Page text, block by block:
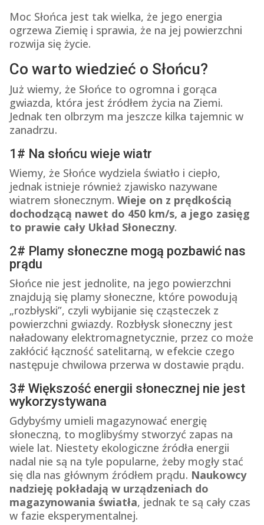
Moc Słońca jest tak wielka, że jego energia
ogrzewa Ziemię i sprawia, że na jej powierzchni
rozwija się życie.
Co warto wiedzieć o Słońcu?
Już wiemy, że Słońce to ogromna i gorąca
gwiazda, która jest źródłem życia na Ziemi.
Jednak ten olbrzym ma jeszcze kilka tajemnic w
zanadrzu.
1# Na słońcu wieje wiatr
Wiemy, że Słońce wydziela światło i ciepło,
jednak istnieje również zjawisko nazywane
wiatrem słonecznym. Wieje on z prędkością
dochodzącą nawet do 450 km/s, a jego zasięg
to prawie cały Układ Słoneczny.
2# Plamy słoneczne mogą pozbawić nas
prądu
Słońce nie jest jednolite, na jego powierzchni
znajdują się plamy słoneczne, które powodują
„rozbłyski”, czyli wybijanie się cząsteczek z
powierzchni gwiazdy. Rozbłysk słoneczny jest
naładowany elektromagnetycznie, przez co może
zakłócić łączność satelitarną, w efekcie czego
następuje chwilowa przerwa w dostawie prądu.
3# Większość energii słonecznej nie jest
wykorzystywana
Gdybyśmy umieli magazynować energię
słoneczną, to moglibyśmy stworzyć zapas na
wiele lat. Niestety ekologiczne źródła energii
nadal nie są na tyle popularne, żeby mogły stać
się dla nas głównym źródłem prądu. Naukowcy
nadzieję pokładają w urządzeniach do
magazynowania światła, jednak te są cały czas
w fazie eksperymentalnej.